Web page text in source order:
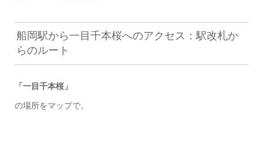
船岡駅から一目千本桜へのアクセス：駅改札か
らのルート
「一目千本桜」
の場所をマップで。